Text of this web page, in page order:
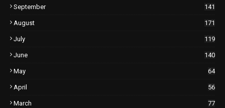
September 141
August 171
July 119
June 140
May 64
April 56
March 77